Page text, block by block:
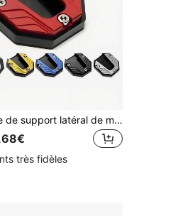
Plaque de support latéral de moto, plaque d'extension de support latéral antidérapante, extension de béquille agrandie pour moto & vélo, base de support antidérapante, plaque d'extension de support latéral avec conception agrandie stable, accessoires de moto pour support de stationnement
très fidèles